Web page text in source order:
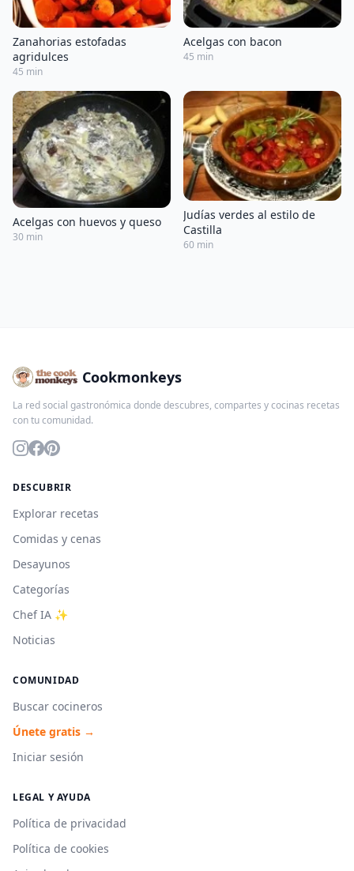
Zanahorias estofadas
agridulces
45 min
Acelgas con bacon
45 min
Acelgas con huevos y queso
30 min
Judías verdes al estilo de
Castilla
60 min
Cookmonkeys
La red social gastronómica donde descubres, compartes y cocinas recetas
con tu comunidad.
DESCUBRIR
Explorar recetas
Comidas y cenas
Desayunos
Categorías
Chef IA ✨
Noticias
COMUNIDAD
Buscar cocineros
Únete gratis →
Iniciar sesión
LEGAL Y AYUDA
Política de privacidad
Política de cookies